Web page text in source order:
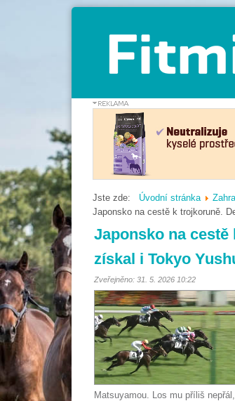
Jste zde: Úvodní stránka
Japonsko na cestě k trojkoruně.
Japonsko na
získal i Tokyo
Zveřejněno: 31. 5. 2026 10:22
Matsuyamou. Los mu příliš